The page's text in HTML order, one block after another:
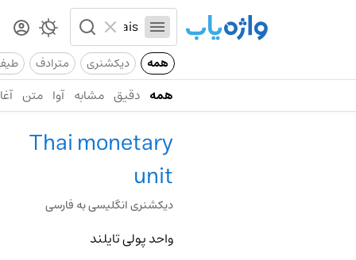
همه دیکشنری مترادف
همه دقیق مشابه آوا متن
Thai monetary
unit
دیکشنری انگلیسی به فارسی
واحد پولی تایلند